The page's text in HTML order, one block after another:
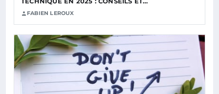
FABIEN LEROUX